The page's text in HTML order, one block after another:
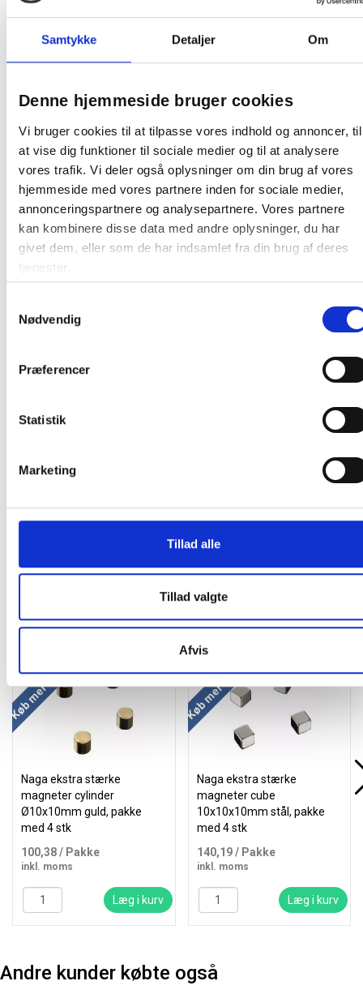
Samtykke Detaljer Om
Denne hjemmeside bruger cookies
Vi bruger cookies til at tilpasse vores indhold og annoncer, til
at vise dig funktioner til sociale medier og til at analysere
vores trafik. Vi deler også oplysninger om din brug af vores
hjemmeside med vores partnere inden for sociale medier,
annonceringspartnere og analysepartnere. Vores partnere
kan kombinere disse data med andre oplysninger, du har
givet dem, eller som de har indsamlet fra din brug af deres
tjenester.
Nødvendig
Præferencer
Statistik
Marketing
Tillad alle
Tillad valgte
Afvis
Fødevaregodkendelser
Relaterede produkter
Andre kunder købte også
Køb mere og spar
Naga ekstra stærke
magneter cylinder
Ø10x10mm guld, pakke
med 4 stk
100,38/ Pakke
inkl. moms
Læg i kurv
Køb mere og spar
Naga ekstra stærke
magneter cube
10x10x10mm stål, pakke
med 4 stk
140,19/ Pakke
inkl. moms
Læg i kurv
Andre kunder købte også